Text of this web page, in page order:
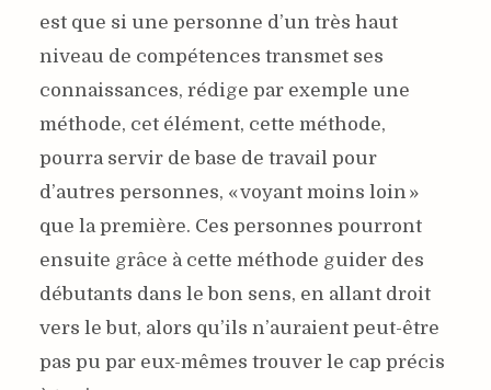
est que si une personne d’un très haut
niveau de compétences transmet ses
connaissances, rédige par exemple une
méthode, cet élément, cette méthode,
pourra servir de base de travail pour
d’autres personnes, « voyant moins loin »
que la première. Ces personnes pourront
ensuite grâce à cette méthode guider des
débutants dans le bon sens, en allant droit
vers le but, alors qu’ils n’auraient peut-être
pas pu par eux-mêmes trouver le cap précis